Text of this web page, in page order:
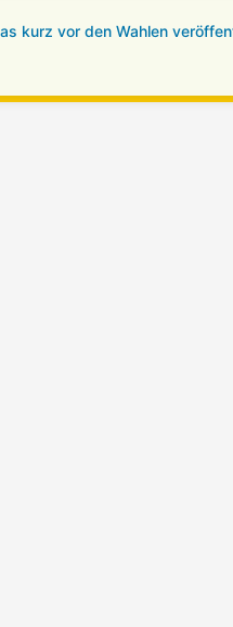
kurz vor den Wahlen